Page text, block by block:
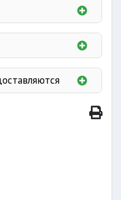
2 лет
без сохранения
без отрыва от
от работы